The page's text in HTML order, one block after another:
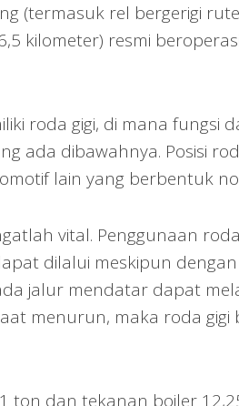
(termasuk rel bergerigi
kilometer) resmi
roda gigi, di mana fungsi
ada dibawahnya. Posisi
lain yang berbentuk
vital. Penggunaan
dilalui meskipun
jalur mendatar dapat
menurun, maka roda gigi
ton dan tekanan boiler